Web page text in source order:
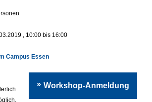
, 10:00 bis 16:00
Campus Essen
Workshop-Anmeldung